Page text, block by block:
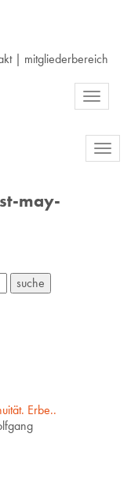
| mitgliederbereich
Toggle
may-
Erbe..